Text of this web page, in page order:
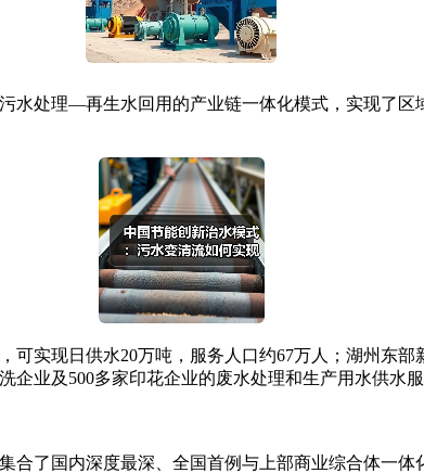
理—再生水回用的产业链一体化模式，实现了区
实现日供水20万吨，服务人口约67万人；湖州东部
企业及500多家印花企业的废水处理和生产用水供水
了国内深度最深、全国首例与上部商业综合体一体